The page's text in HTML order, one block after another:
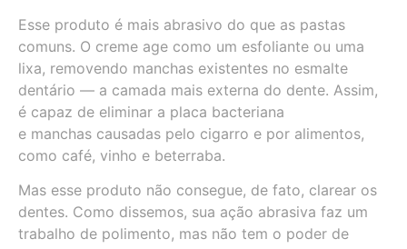
Esse produto é mais abrasivo do que as pastas
comuns. O creme age como um esfoliante ou uma
lixa, removendo manchas existentes no esmalte
dentário — a camada mais externa do dente. Assim,
é capaz de eliminar a placa bacteriana
e manchas causadas pelo cigarro e por alimentos,
como café, vinho e beterraba.
Mas esse produto não consegue, de fato, clarear os
dentes. Como dissemos, sua ação abrasiva faz um
trabalho de polimento, mas não tem o poder de